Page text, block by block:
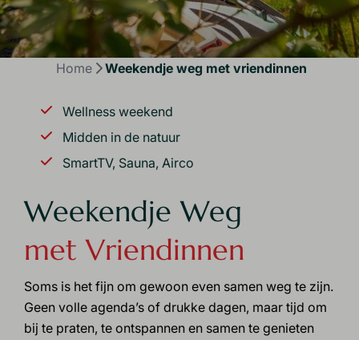
Home Weekendje weg met vriendinnen
Wellness weekend
Midden in de natuur
SmartTV, Sauna, Airco
Weekendje Weg
met Vriendinnen
Soms is het fijn om gewoon even samen weg te zijn.
Geen volle agenda’s of drukke dagen, maar tijd om
bij te praten, te ontspannen en samen te genieten